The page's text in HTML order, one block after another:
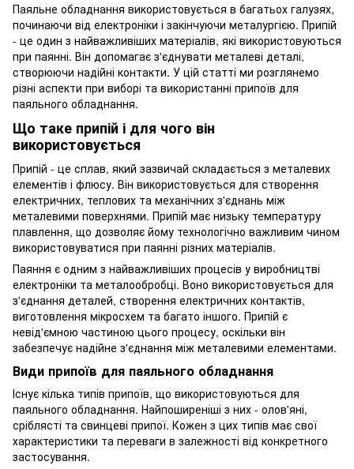
Паяльне обладнання використовується в багатьох галузях,
починаючи від електроніки і закінчуючи металургією. Припій
- це один з найважливіших матеріалів, які використовуються
при паянні. Він допомагає з'єднувати металеві деталі,
створюючи надійні контакти. У цій статті ми розглянемо
різні аспекти при виборі та використанні припоїв для
паяльного обладнання.
Що таке припій і для чого він
використовується
Припій - це сплав, який зазвичай складається з металевих
елементів і флюсу. Він використовується для створення
електричних, теплових та механічних з'єднань між
металевими поверхнями. Припій має низьку температуру
плавлення, що дозволяє йому технологічно важливим чином
використовуватися при паянні різних матеріалів.
Паяння є одним з найважливіших процесів у виробництві
електроніки та металообробці. Воно використовується для
з'єднання деталей, створення електричних контактів,
виготовлення мікросхем та багато іншого. Припій є
невід'ємною частиною цього процесу, оскільки він
забезпечує надійне з'єднання між металевими елементами.
Види припоїв для паяльного обладнання
Існує кілька типів припоїв, що використовуються для
паяльного обладнання. Найпоширеніші з них - олов'яні,
сріблясті та свинцеві припої. Кожен з цих типів має свої
характеристики та переваги в залежності від конкретного
застосування.